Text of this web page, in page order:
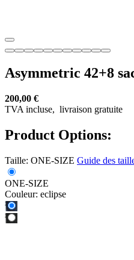
Asymmetric 42+8
200,00 €
TVA incluse, livraison gratuite
Product Options:
Taille: ONE-SIZE Guide des
ONE-SIZE
Couleur: eclipse